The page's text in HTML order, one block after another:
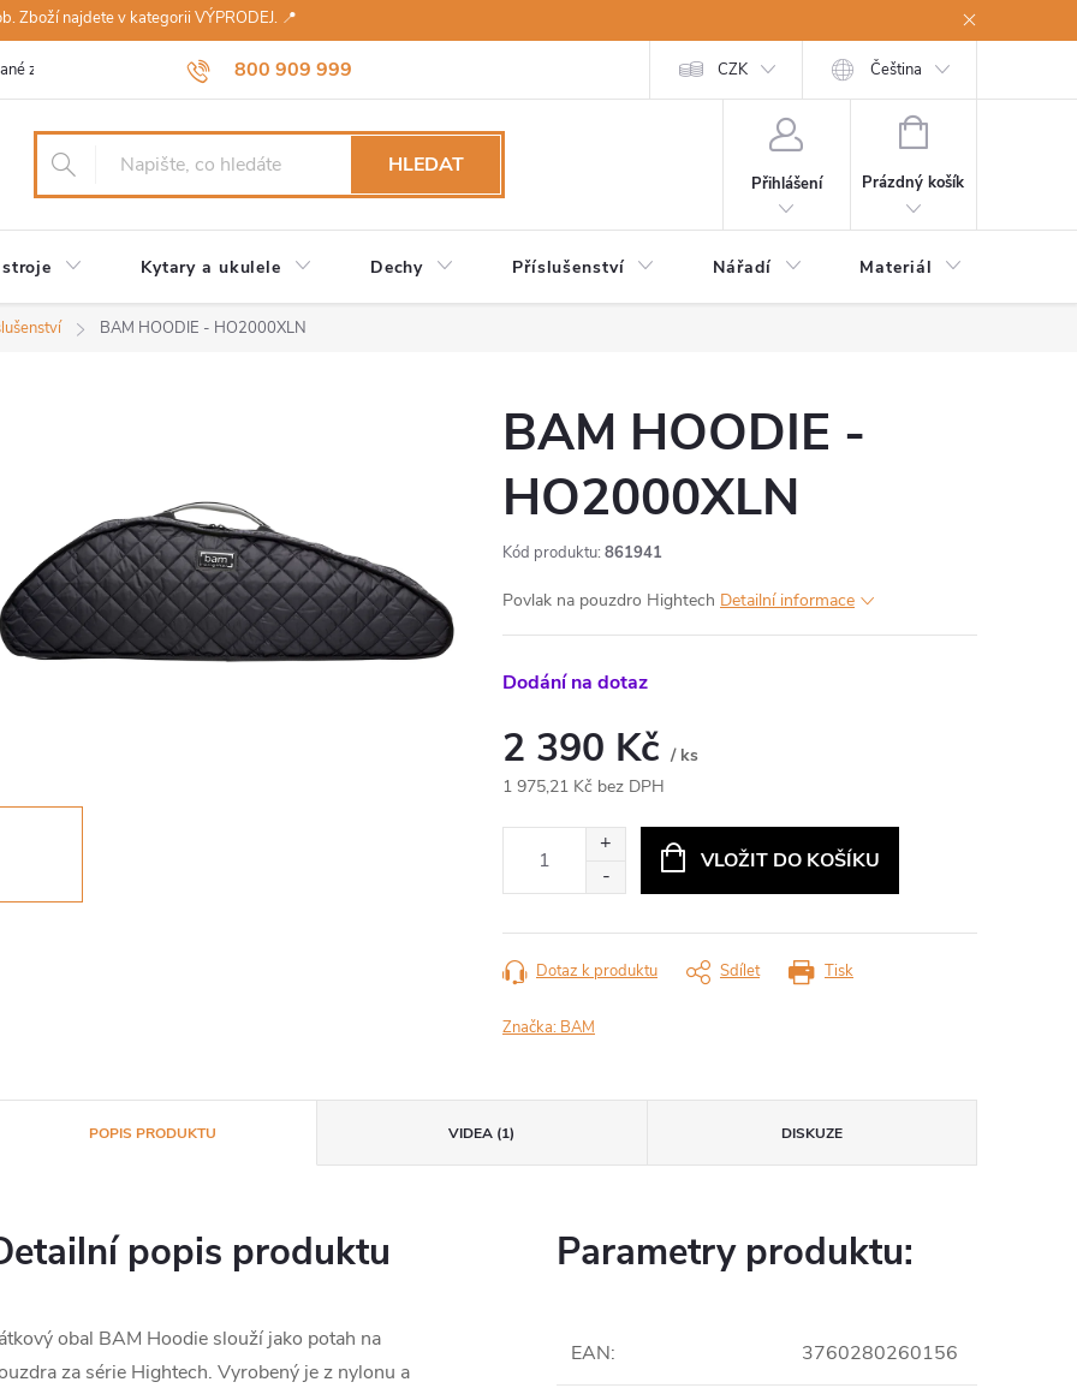
Zboží najdete v kategorii VÝPRODEJ. 📍
800 909 999
značky Návody a údržba Reklamace Odstoupení od kupní smlouvy
CZK Čeština
HLEDAT
Přihlášení
NÁKUPNÍ
Prázdný košík
Kytary a ukulele Dechy Příslušenství Nářadí Materiál
BAM HOODIE - HO2000XLN
BAM HOODIE -
HO2000XLN
Kód produktu: 861941
Povlak na pouzdro Hightech Detailní informace
Dodání na dotaz
2 390 Kč / ks
1 975,21 Kč bez DPH
VLOŽIT DO KOŠÍKU
Tisk
Dotaz k produktu Sdílet
Značka: BAM
POPIS PRODUKTU VIDEA (1) DISKUZE
popis produktu
obal BAM Hoodie slouží jako potah na
za série Hightech. Vyrobený je z nylonu a
Parametry produktu:
EAN: 3760280260156